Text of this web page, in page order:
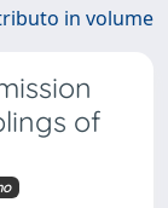
in volume
of